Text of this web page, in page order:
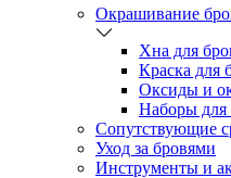
Окрашивание
Хна для
Краска для
Оксиды и
Наборы для
Сопутствующие
Уход за бровями
Инструменты и